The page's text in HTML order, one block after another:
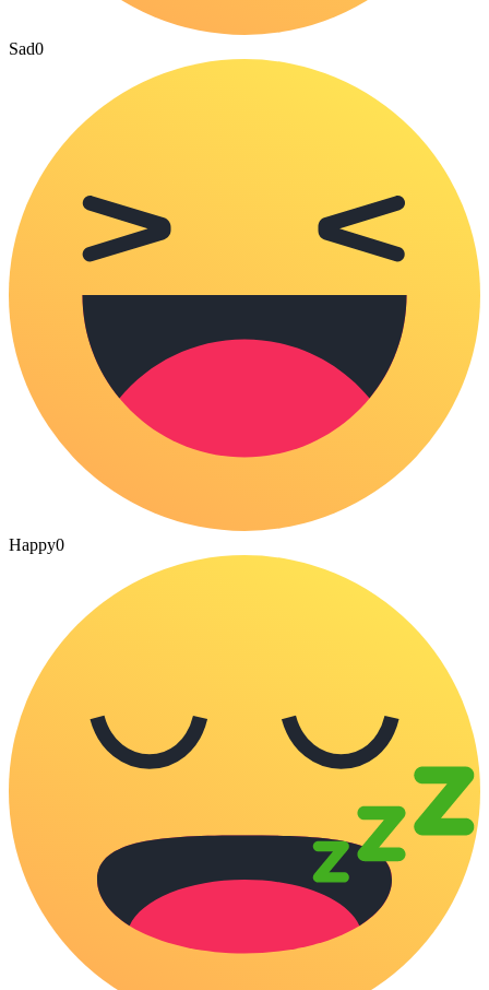
Sad0
Happy0